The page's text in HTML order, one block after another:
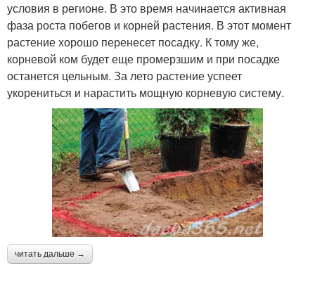
условия в регионе. В это время начинается активная
фаза роста побегов и корней растения. В этот момент
растение хорошо перенесет посадку. К тому же,
корневой ком будет еще промерзшим и при посадке
останется цельным. За лето растение успеет
укорениться и нарастить мощную корневую систему.
читать дальше →